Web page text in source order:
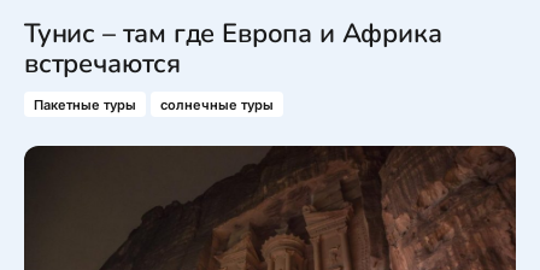
Тунис – там где Европа и Африка
встречаются
Пакетные туры солнечные туры